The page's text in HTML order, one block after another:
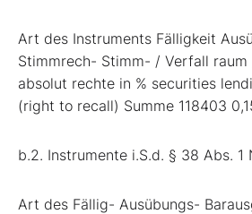
Art des Instruments Fälligkeit
Stimmrech- Stimm- / Verfall
absolut rechte in % securities
(right to recall) Summe 118403
b.2. Instrumente i.S.d. § 38 Abs. 1
Art des Fällig- Ausübungs-